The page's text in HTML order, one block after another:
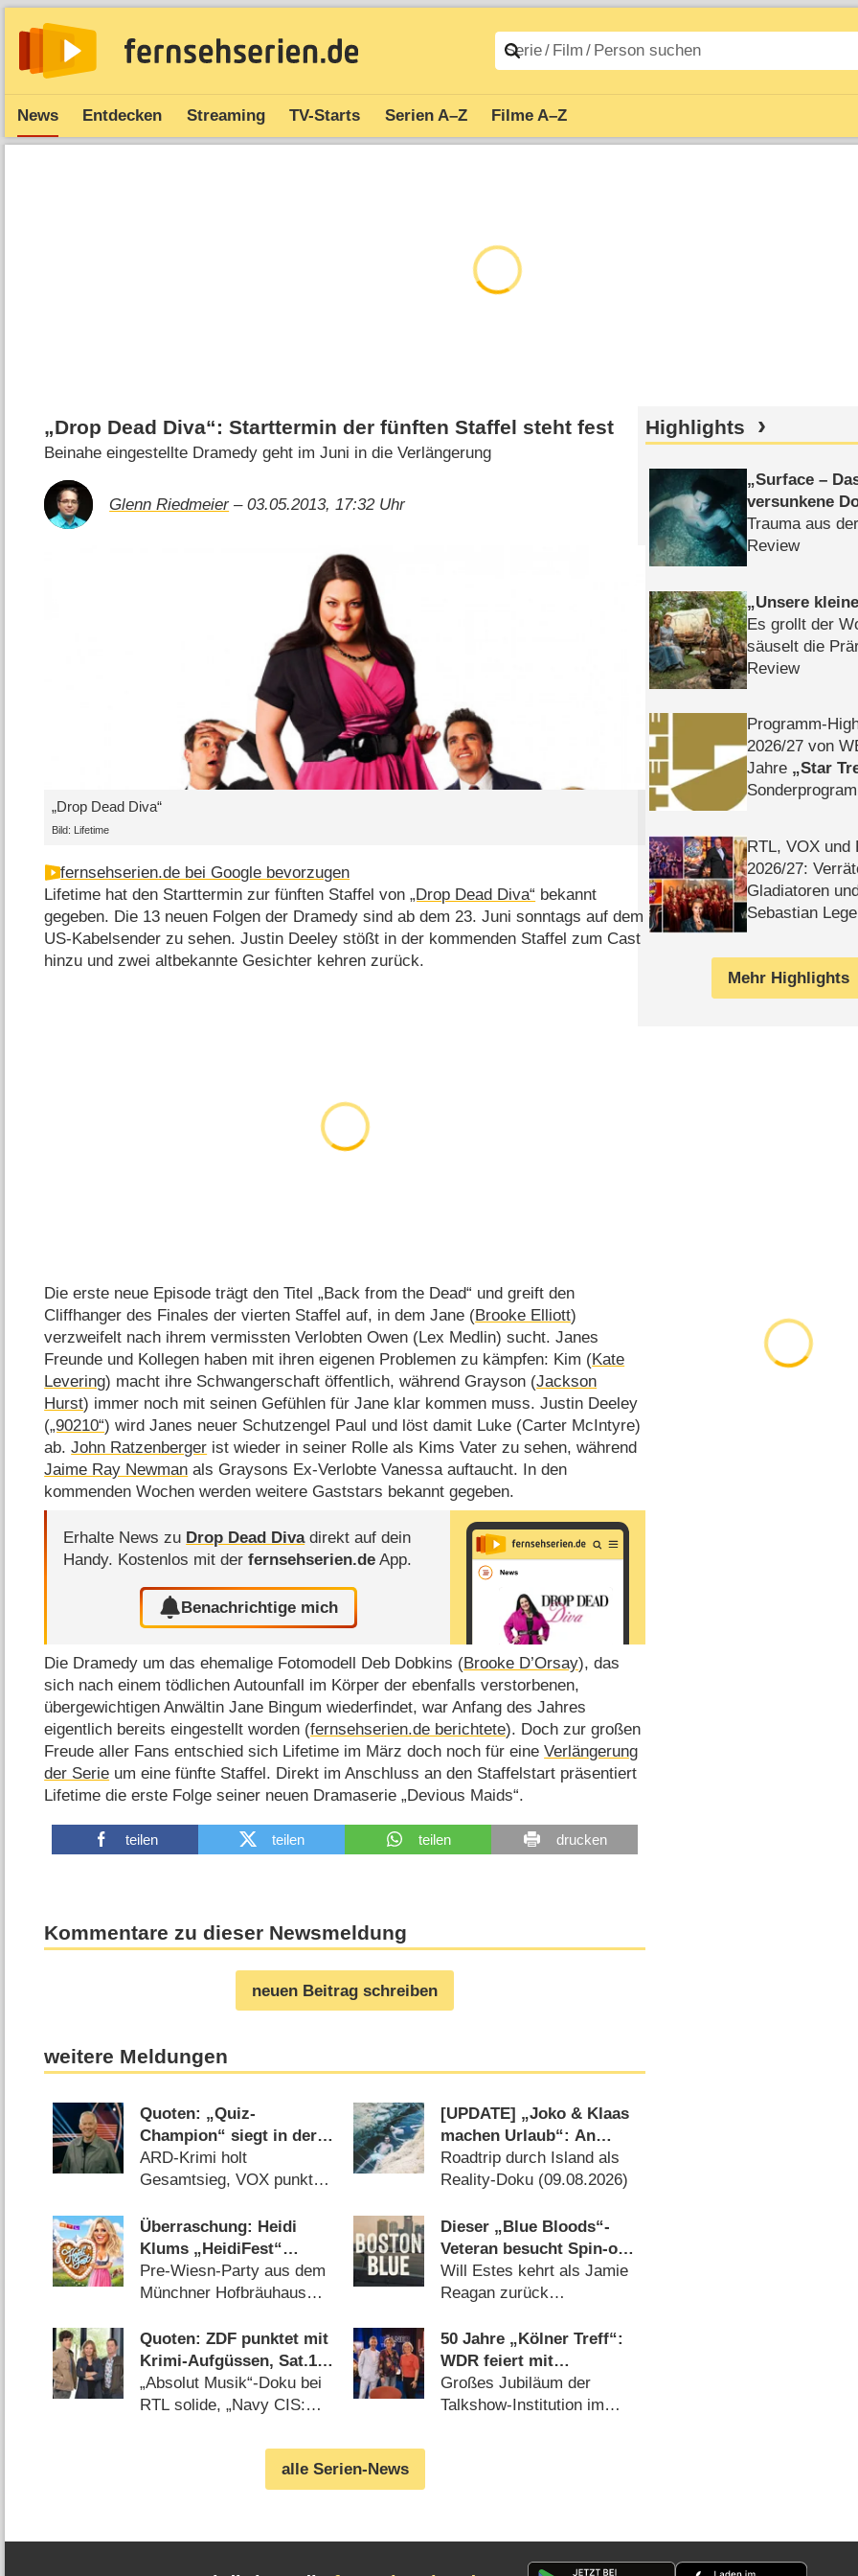
News Entdecken Streaming TV-Starts Serien A–Z Filme A–Z
„Drop Dead Diva“: Starttermin der fünften Staffel steht fest
Beinahe eingestellte Dramedy geht im Juni in die Verlängerung
Glenn Riedmeier– 03.05.2013, 17:32 Uhr
„Drop Dead Diva“
Bild: Lifetime
fernsehserien.de bei Google bevorzugen
Lifetime hat den Starttermin zur fünften Staffel von„Drop Dead Diva“ bekannt
gegeben. Die 13 neuen Folgen der Dramedy sind ab dem 23. Juni sonntags auf dem
US-Kabelsender zu sehen. Justin Deeley stößt in der kommenden Staffel zum Cast
hinzu und zwei altbekannte Gesichter kehren zurück.
Die erste neue Episode trägt den Titel „Back from the Dead“ und greift den
Cliffhanger des Finales der vierten Staffel auf, in dem Jane (Brooke Elliott)
verzweifelt nach ihrem vermissten Verlobten Owen (Lex Medlin) sucht. Janes
Freunde und Kollegen haben mit ihren eigenen Problemen zu kämpfen: Kim (Kate
Levering) macht ihre Schwangerschaft öffentlich, während Grayson (Jackson
Hurst) immer noch mit seinen Gefühlen für Jane klar kommen muss. Justin Deeley
(„90210“) wird Janes neuer Schutzengel Paul und löst damit Luke (Carter McIntyre)
ab.John Ratzenberger ist wieder in seiner Rolle als Kims Vater zu sehen, während
Jaime Ray Newman als Graysons Ex-Verlobte Vanessa auftaucht. In den
kommenden Wochen werden weitere Gaststars bekannt gegeben.
Erhalte News zu Drop Dead Divadirekt auf dein
Handy. Kostenlos mit derfernsehserien.de App.
Benachrichtige mich
Die Dramedy um das ehemalige Fotomodell Deb Dobkins (Brooke D’Orsay), das
sich nach einem tödlichen Autounfall im Körper der ebenfalls verstorbenen,
übergewichtigen Anwältin Jane Bingum wiederfindet, war Anfang des Jahres
eigentlich bereits eingestellt worden (fernsehserien.de berichtete). Doch zur großen
Freude aller Fans entschied sich Lifetime im März doch noch für eineVerlängerung
der Serie um eine fünfte Staffel. Direkt im Anschluss an den Staffelstart präsentiert
Lifetime die erste Folge seiner neuen Dramaserie „Devious Maids“.
teilen teilen teilen drucken
Kommentare zu dieser Newsmeldung
neuen Beitrag schreiben
weitere Meldungen
Quoten: „Quiz-
Champion“ siegt in der
jungen Zielgruppe, „Duell
um die Welt“-Best-of
ARD-Krimi holt
Gesamtsieg, VOX punktet
(09.08.2026)
[UPDATE] „Joko & Klaas
machen Urlaub“: An
diesem Tag startet die
neue Sendung des
Roadtrip durch Island als
Reality-Doku (09.08.2026)
Überraschung: Heidi
Klums „HeidiFest“
wechselt zu RTL
Pre-Wiesn-Party aus dem
Münchner Hofbräuhaus
(08.08.2026)
Dieser „Blue Bloods“-
Veteran besucht Spin-off
„Boston Blue“
Will Estes kehrt als Jamie
Reagan zurück
Quoten: ZDF punktet mit
Krimi-Aufgüssen, Sat.1
mit Zweitliga-Auftakt
„Absolut Musik“-Doku bei
RTL solide, „Navy CIS:
Eins (08.08.2026)
50 Jahre „Kölner Treff“:
WDR feiert mit
Primetime-Show, Doku
und Rückblicken
Großes Jubiläum der
Talkshow-Institution im
alle Serien-News
Highlights
Surface –
versunkene
Trauma aus
Review
Unsere
Es grollt der
säuselt die
Review
Programm-
2026/​27 von
Jahre
Star
RTL, VOX und
2026/​27:
Gladiatoren
Sebastian Lege
Mehr Highlights